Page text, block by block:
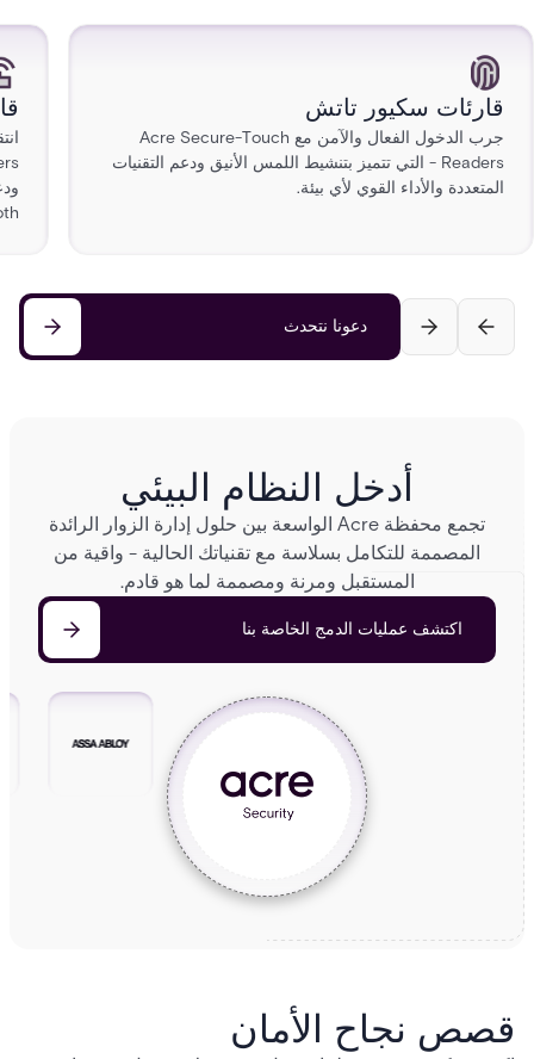
قارئات سكيور تاتش
جرب الدخول الفعال والآمن مع Acre Secure-Touch
Readers - التي تتميز بتنشيط اللمس الأنيق ودعم التقنيات
المتعددة والأداء القوي لأي بيئة.
دعونا نتحدث
أدخل النظام البيئي
تجمع محفظة Acre الواسعة بين حلول إدارة الزوار الرائدة
المصممة للتكامل بسلاسة مع تقنياتك الحالية - واقية من
المستقبل ومرنة ومصممة لما هو قادم.
اكتشف عمليات الدمج الخاصة بنا
قصص نجاح الأمان